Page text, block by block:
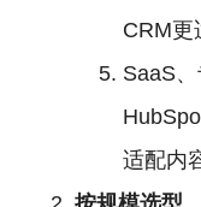
CRM更
SaaS
适配内